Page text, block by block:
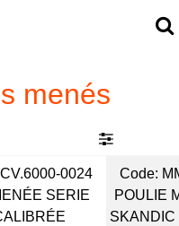
menés
0024
SERIE
Code:
POULIE
SKANDIC